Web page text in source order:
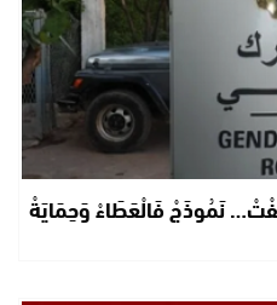
نَمُوذَجْ فَالْعَطَاءْ وَحِمَايَةْ